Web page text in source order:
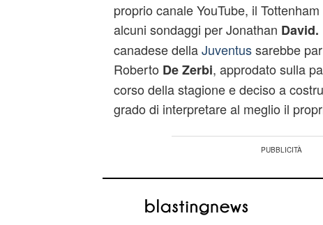
proprio canale YouTube, il
alcuni sondaggi per Jonathan David.
canadese dellaJuventussarebbe
Roberto De Zerbi, approdato sulla
corso della stagione e deciso a
grado di interpretare al meglio il